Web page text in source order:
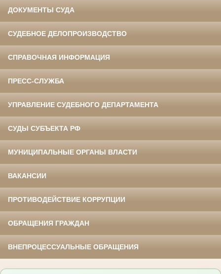
ДОКУМЕНТЫ СУДА
СУДЕБНОЕ ДЕЛОПРОИЗВОДСТВО
СПРАВОЧНАЯ ИНФОРМАЦИЯ
ПРЕСС-СЛУЖБА
УПРАВЛЕНИЕ СУДЕБНОГО ДЕПАРТАМЕНТА
СУДЫ СУБЪЕКТА РФ
МУНИЦИПАЛЬНЫЕ ОРГАНЫ ВЛАСТИ
ВАКАНСИИ
ПРОТИВОДЕЙСТВИЕ КОРРУПЦИИ
ОБРАЩЕНИЯ ГРАЖДАН
ВНЕПРОЦЕССУАЛЬНЫЕ ОБРАЩЕНИЯ